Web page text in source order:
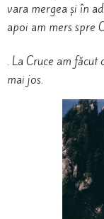
vara mergea și în
apoi am mers spre
. La Cruce am
mai jos.